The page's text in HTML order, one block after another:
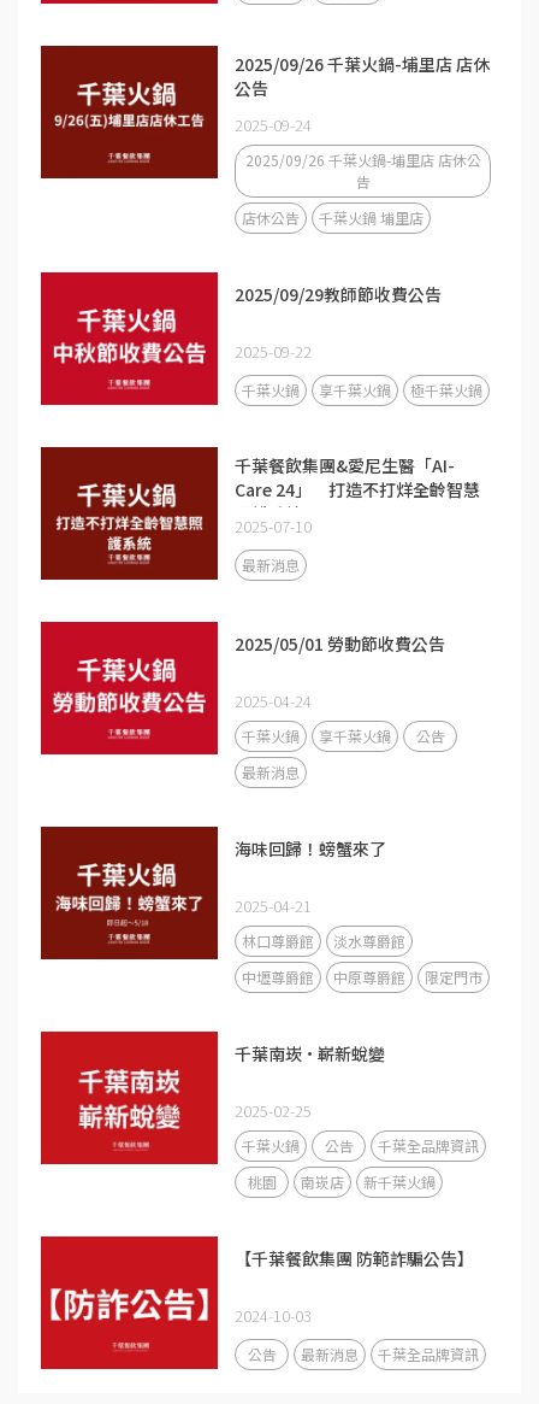
2025/09/26 千葉火鍋-埔里店 店休
公告
2025-09-24
2025/09/26 千葉火鍋-埔里店 店休公
告
店休公告
千葉火鍋 埔里店
2025/09/29教師節收費公告
2025-09-22
千葉火鍋 享千葉火鍋 極千葉火鍋
千葉餐飲集團&愛尼生醫「AI-
Care 24」 打造不打烊全齡智慧
照護系統
2025-07-10
最新消息
2025/05/01 勞動節收費公告
2025-04-24
千葉火鍋 享千葉火鍋
公告
最新消息
海味回歸！螃蟹來了
2025-04-21
林口尊爵館
淡水尊爵館
中壢尊爵館
中原尊爵館 限定門市
千葉南崁·嶄新蛻變
2025-02-25
千葉火鍋 公告
千葉全品牌資訊
桃園
南崁店 新千葉火鍋
【千葉餐飲集團 防範詐騙公告】
2024-10-03
公告 最新消息 千葉全品牌資訊